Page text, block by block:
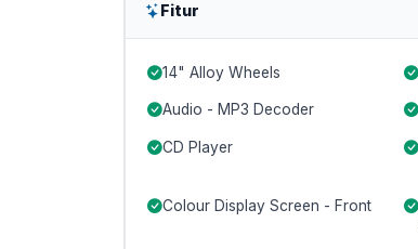
Fitur
14" Alloy Wheels
Audio - MP3 Decoder
CD Player
Colour Display Screen - Front